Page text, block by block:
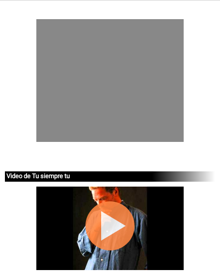
Video de Tu siempre tu